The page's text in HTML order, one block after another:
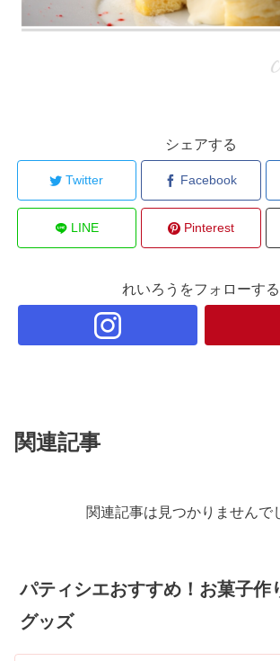
シェアする
Twitter Facebook
LINE Pinterest
れいろうをフォローする
関連記事
関連記事は見つかりませんで
パティシエおすすめ！お菓子作
グッズ